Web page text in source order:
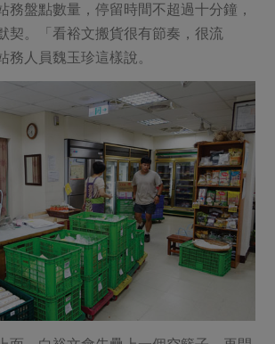
務盤點數量，停留時間不超過十分鐘，
契。「看裕文搬貨很有節奏，很流
務人員魏玉珍這樣說。